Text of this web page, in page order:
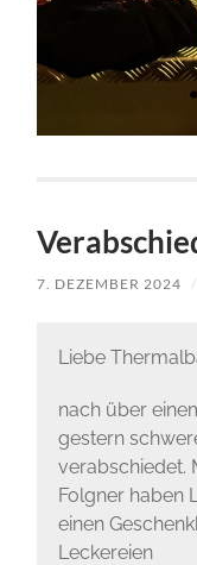
7. DEZEMBER 2024 /
Liebe
nach über
gestern
verabschiedet.
Folgner haben
einen
Leckereien